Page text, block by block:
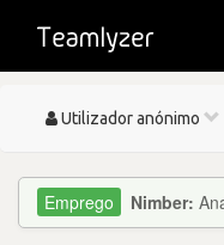
Toggle
Utilizador anónimo
Nimber: